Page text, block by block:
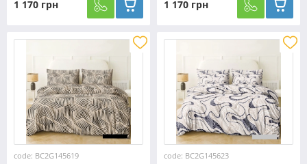
1 170 грн 1 170 грн
code: BC2G145619 code: BC2G145623